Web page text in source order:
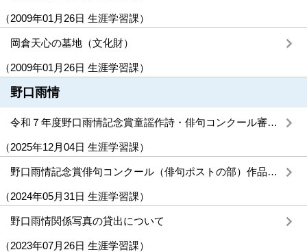
（2009年01月26日 生涯学習課）
岡倉天心の墓地（文化財）
（2009年01月26日 生涯学習課）
野口雨情
令和７年度野口雨情記念賞童謡作詩・俳句コンクール審査結果及び令和８年度作品募集について
（2025年12月04日 生涯学習課）
野口雨情記念賞俳句コンクール（俳句ポストの部）作品募集しています
（2024年05月31日 生涯学習課）
野口雨情関係写真の貸出について
（2023年07月26日 生涯学習課）